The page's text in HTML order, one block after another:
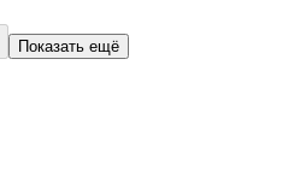
Показать ещё